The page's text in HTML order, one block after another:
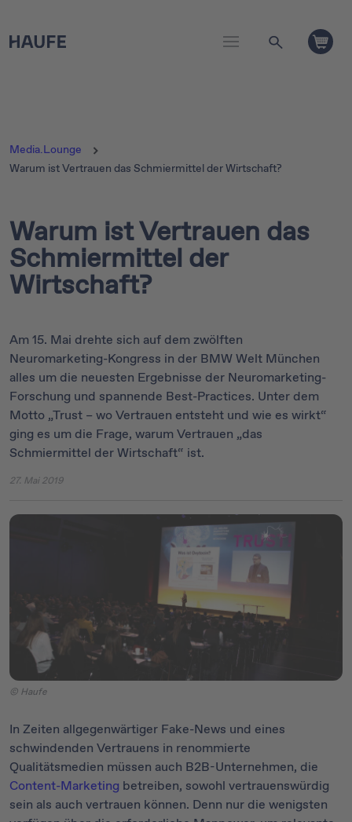
Media.Lounge
Warum ist Vertrauen das Schmiermittel der Wirtschaft?
Warum ist Vertrauen das
Schmiermittel der
Wirtschaft?
Am 15. Mai drehte sich auf dem zwölften
Neuromarketing-Kongress in der BMW Welt München
alles um die neuesten Ergebnisse der Neuromarketing-
Forschung und spannende Best-Practices. Unter dem
Motto „Trust – wo Vertrauen entsteht und wie es wirkt“
ging es um die Frage, warum Vertrauen „das
Schmiermittel der Wirtschaft“ ist.
27. Mai 2019
© Haufe
In Zeiten allgegenwärtiger Fake-News und eines
schwindenden Vertrauens in renommierte
Qualitätsmedien müssen auch B2B-Unternehmen, die
Content-Marketing betreiben, sowohl vertrauenswürdig
sein als auch vertrauen können. Denn nur die wenigsten